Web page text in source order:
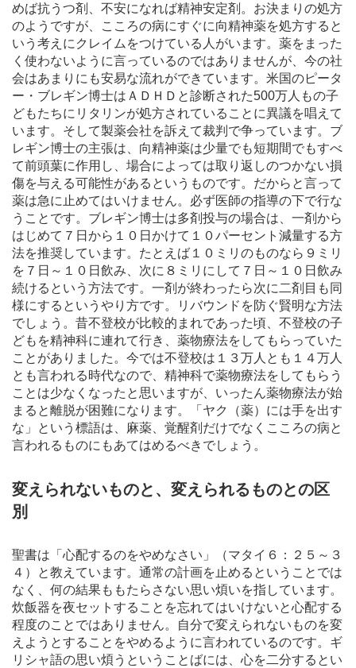
めば抗うつ剤、不安になれば精神安定剤。お決まりの処方
のようですが、こころの病にすぐに向精神薬を処方すると
いう考えにクレイムをつけている人がいます。薬をまった
く使わないように言っているのではありませんが、今の社
会はあまりにも安易な流れができています。米国のピータ
ー・ブレギン博士はＡＤＨＤと診断された500万人もの子
どもたちにリタリンが処方されていることに異議を唱えて
います。そして製薬会社を訴えて裁判で争っています。ブ
レギン博士の主張は、向精神薬は少量でも短期間でもすべ
て前頭葉に作用し、場合によっては取り返しのつかない損
傷を与える可能性があるというものです。だからと言って
薬は急に止めてはいけません。必ず医師の指導の下で行な
うことです。ブレギン博士は多剤投与の場合は、一剤から
はじめて７日から１０日かけて１０パーセント減量する方
法を推奨しています。たとえば１０ミリのものなら９ミリ
を７日～１０日飲み、次に８ミリにして７日～１０日飲み
続けるという方法です。一剤が終わったら次に二剤目も同
様にするというやり方です。リバウンドを防ぐ賢明な方法
でしょう。昔不登校が比較的まれであった頃、不登校の子
どもを精神科に連れて行き、薬物療法をしてもらっていた
ことがありました。今では不登校は１３万人とも１４万人
とも言われる時代なので、精神科で薬物療法をしてもらう
ことは少なくなったと思いますが、いったん薬物療法が始
まると離脱が困難になります。「ヤク（薬）には手を出す
な」という標語は、麻薬、覚醒剤だけでなくこころの病と
言われるものにもあてはめるべきでしょう。
変えられないものと、変えられるものとの区
別
聖書は「心配するのをやめなさい」（マタイ６：２５～３
４）と教えています。通常の計画を止めるということでは
なく、何の結果ももたらさない思い煩いを指しています。
炊飯器を夜セットすることを忘れてはいけないと心配する
程度のことではありません。自分で変えられないものを変
えようとすることをやめるように言われているのです。ギ
リシャ語の思い煩うということばには、心を二分するとい